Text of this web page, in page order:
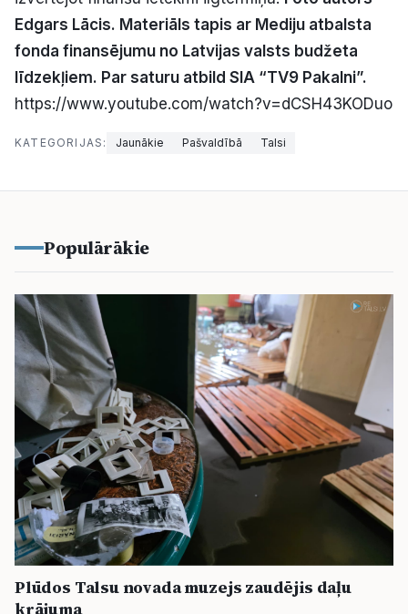
Edgars Lācis. Materiāls tapis ar Mediju atbalsta
fonda finansējumu no Latvijas valsts budžeta
līdzekļiem. Par saturu atbild SIA “TV9 Pakalni”.
https://www.youtube.com/watch?v=dCSH43KODuo
KATEGORIJAS: Jaunākie Pašvaldībā Talsi
Populārākie
Plūdos Talsu novada muzejs zaudējis daļu
krājuma